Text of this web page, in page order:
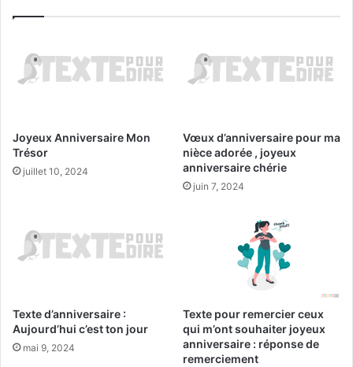
Joyeux Anniversaire Mon
Trésor
juillet 10, 2024
Vœux d’anniversaire pour ma
nièce adorée , joyeux
anniversaire chérie
juin 7, 2024
Texte d’anniversaire :
Aujourd’hui c’est ton jour
mai 9, 2024
Texte pour remercier ceux
qui m’ont souhaiter joyeux
anniversaire : réponse de
remerciement